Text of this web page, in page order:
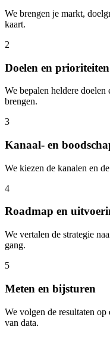
We brengen je markt,
kaart.
2
Doelen en prioriteiten
We bepalen heldere doelen
brengen.
3
Kanaal- en
We kiezen de kanalen en
4
Roadmap en
We vertalen de strategie
gang.
5
Meten en bijsturen
We volgen de resultaten op
van data.